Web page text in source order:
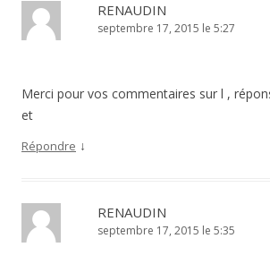
RENAUDIN
septembre 17, 2015 le 5:27
Merci pour vos commentaires sur l ,
et
Répondre ↓
RENAUDIN
septembre 17, 2015 le 5:35